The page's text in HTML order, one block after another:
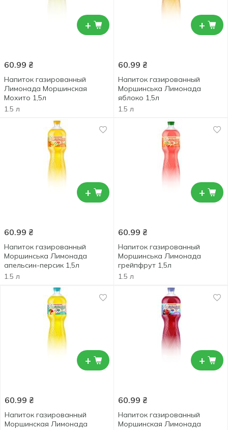
+
60.99 ₴
Напиток газированный
Лимонада Моршинская
Мохито 1,5л
1.5 л
+
60.99 ₴
Напиток газированный
Моршинська Лимонада
яблоко 1,5л
1.5 л
+
60.99 ₴
Напиток газированный
Моршинська Лимонада
апельсин-персик 1,5л
1.5 л
+
60.99 ₴
Напиток газированный
Моршинська Лимонада
грейпфрут 1,5л
1.5 л
+
60.99 ₴
Напиток газированный
Моршинская Лимонада
+
60.99 ₴
Напиток газированный
Моршинская Лимонада